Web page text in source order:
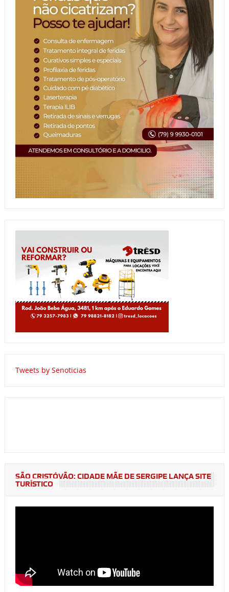
Tweets by Senoticias
SÃO CRISTÓVÃO: CIDADE MÃE DE SERGIPE LANÇA SITE
TURÍSTICO